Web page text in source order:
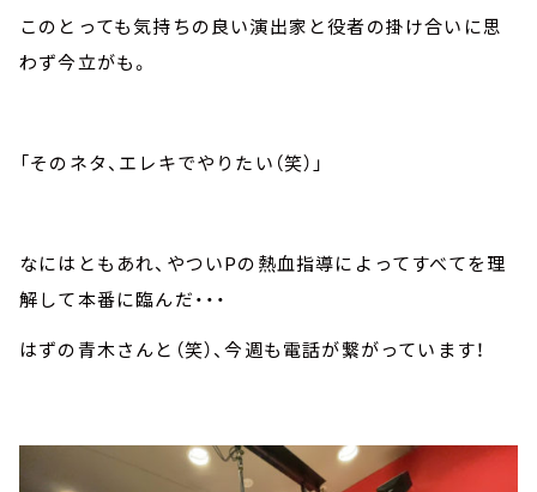
このとっても気持ちの良い演出家と役者の掛け合いに思
わず今立がも。
「そのネタ、エレキでやりたい（笑）」
なにはともあれ、やついPの熱血指導によってすべてを理
解して本番に臨んだ・・・
はずの青木さんと（笑）、今週も電話が繋がっています！